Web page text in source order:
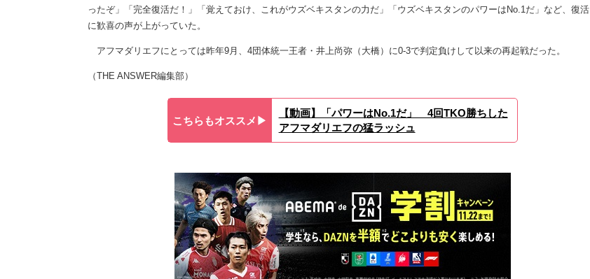
ったぞ」「完全復活だ！」「覚えておけ、これがウズベキスタンの力だ」「ウズベキスタンのパワーはNo.1だ」など、復活
に歓喜の声が上がっていた。
アフマダリエフにとっては昨年9月、4団体統一王者・井上尚弥（大橋）に0-3で判定負けして以来の再起戦だった。
（THE ANSWER編集部）
こちらもオススメ▶︎
【動画】「パワーはNo.1だ」 4回TKO勝ちした
アフマダリエフの猛ラッシュ